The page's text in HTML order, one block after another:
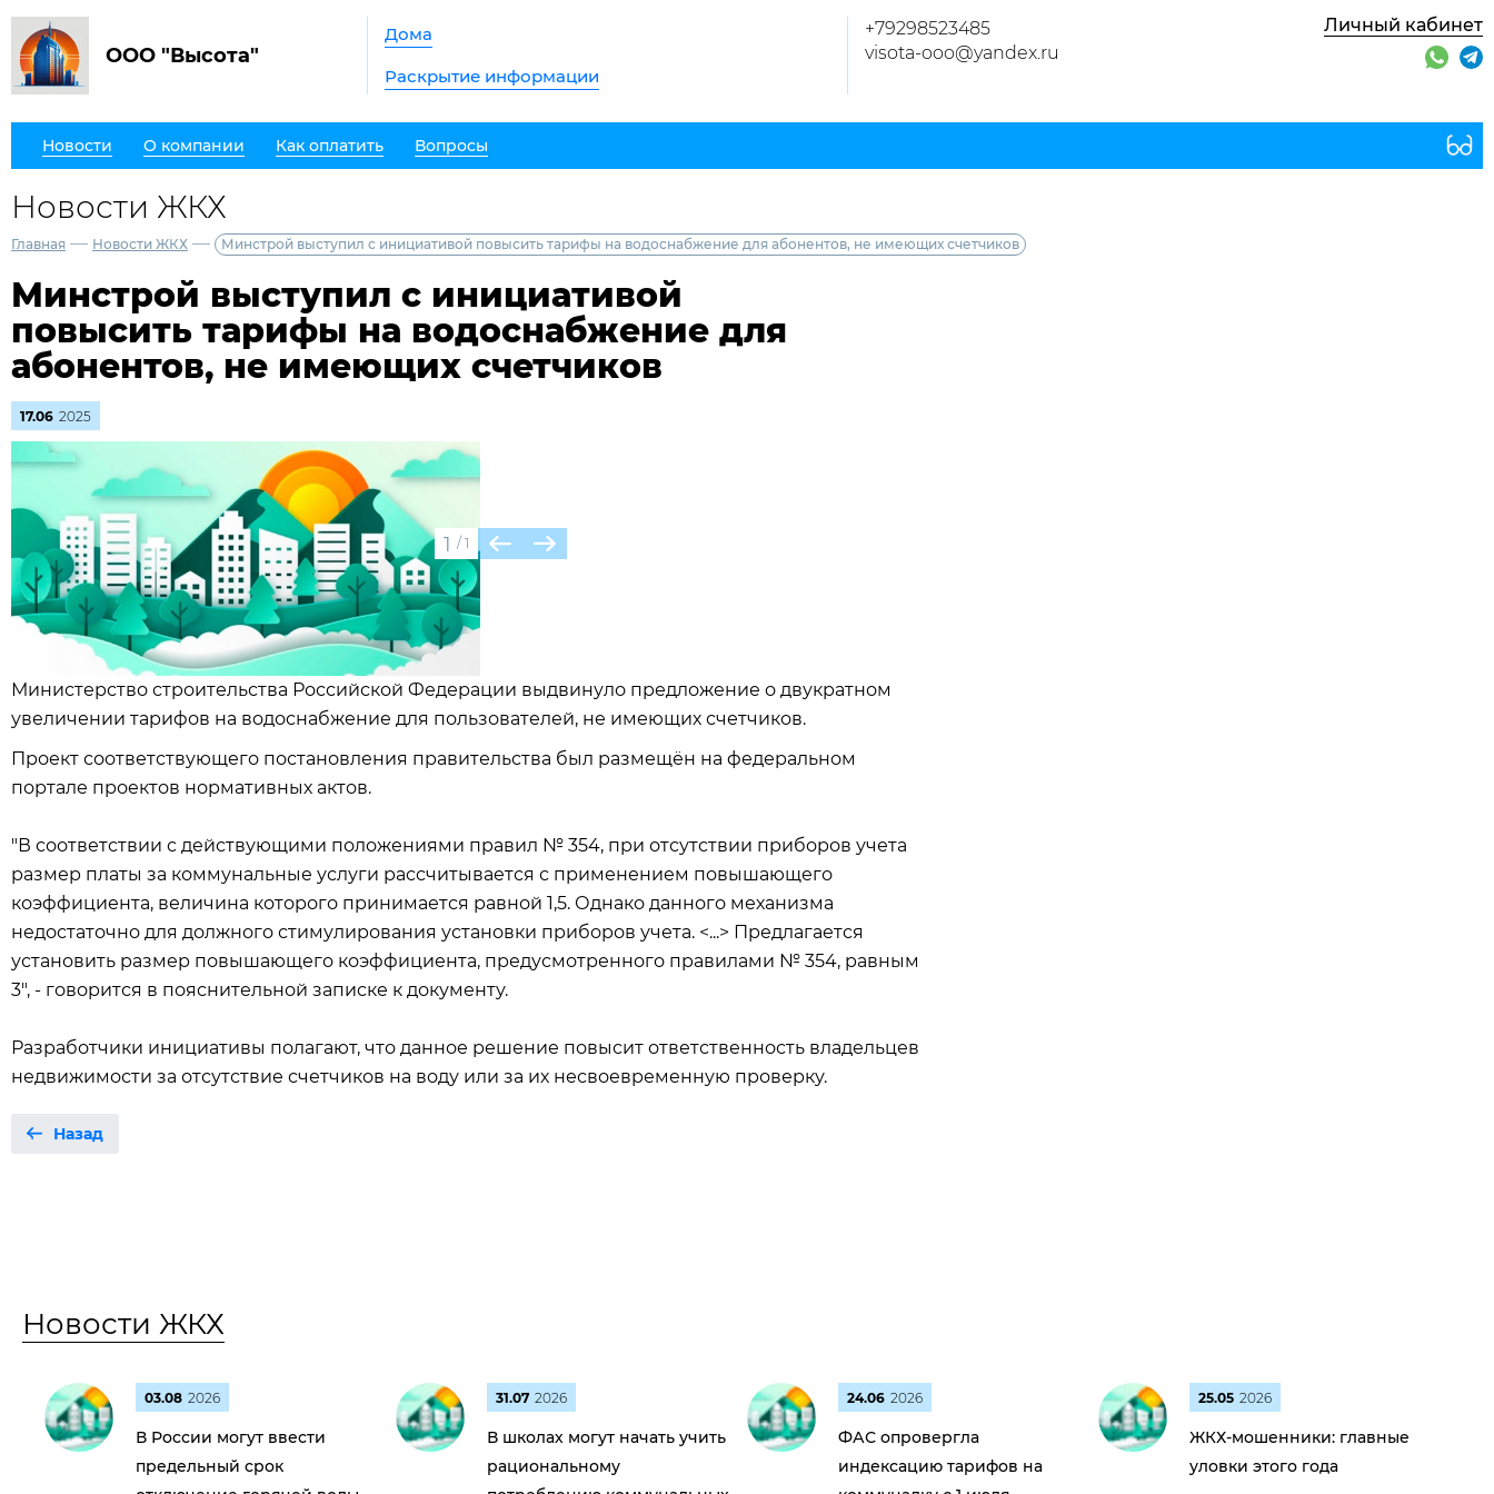
ООО "Высота"
Дома
Раскрытие информации
+79298523485
visota-ooo@yandex.ru
Личный кабинет
Новости О компании Как оплатить Вопросы
Новости ЖКХ
Главная — Новости ЖКХ — Минстрой выступил с инициативой повысить тарифы на водоснабжение для абонентов, не имеющих счетчиков
Минстрой выступил с инициативой
повысить тарифы на водоснабжение для
абонентов, не имеющих счетчиков
17.06 2025
1 / 1
Министерство строительства Российской Федерации выдвинуло предложение о двукратном
увеличении тарифов на водоснабжение для пользователей, не имеющих счетчиков.
Проект соответствующего постановления правительства был размещён на федеральном
портале проектов нормативных актов.
"В соответствии с действующими положениями правил № 354, при отсутствии приборов учета
размер платы за коммунальные услуги рассчитывается с применением повышающего
коэффициента, величина которого принимается равной 1,5. Однако данного механизма
недостаточно для должного стимулирования установки приборов учета. <...> Предлагается
установить размер повышающего коэффициента, предусмотренного правилами № 354, равным
3", - говорится в пояснительной записке к документу.
Разработчики инициативы полагают, что данное решение повысит ответственность владельцев
недвижимости за отсутствие счетчиков на воду или за их несвоевременную проверку.
Назад
Новости ЖКХ
03.08 2026
В России могут ввести
предельный срок
31.07 2026
В школах могут начать учить
рациональному
24.06 2026
ФАС опровергла
индексацию тарифов на
25.05 2026
ЖКХ-мошенники: главные
уловки этого года